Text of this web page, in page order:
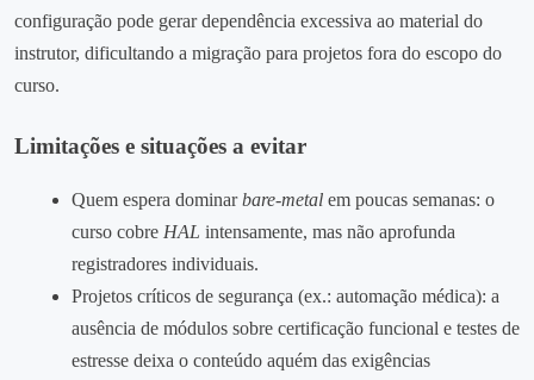
configuração pode gerar dependência excessiva ao material do
instrutor, dificultando a migração para projetos fora do escopo do
curso.
Limitações e situações a evitar
Quem espera dominarbare‑metal em poucas semanas: o
curso cobre HAL intensamente, mas não aprofunda
registradores individuais.
Projetos críticos de segurança (ex.: automação médica): a
ausência de módulos sobre certificação funcional e testes de
estresse deixa o conteúdo aquém das exigências